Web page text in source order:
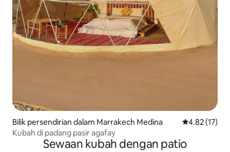
Bilik persendirian dalam Marrakech Medina Penarafan
4.82 (17)
Kubah di padang pasir agafay
Sewaan kubah dengan patio